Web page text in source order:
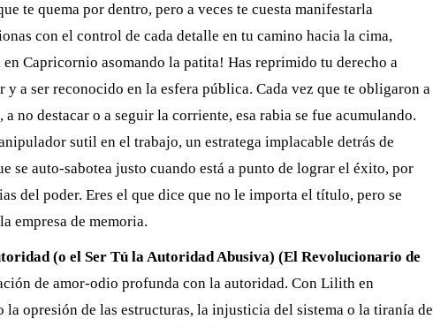
te quema por dentro, pero a veces te cuesta manifestarla
con el control de cada detalle en tu camino hacia la cima,
Capricornio asomando la patita! Has reprimido tu derecho a
y a ser reconocido en la esfera pública. Cada vez que te obligaron a
no destacar o a seguir la corriente, esa rabia se fue acumulando.
sutil en el trabajo, un estratega implacable detrás de
se auto-sabotea justo cuando está a punto de lograr el éxito, por
del poder. Eres el que dice que no le importa el título, pero se
empresa de memoria.
(o el Ser Tú la Autoridad Abusiva) (El Revolucionario de
de amor-odio profunda con la autoridad. Con Lilith en
la opresión de las estructuras, la injusticia del sistema o la tiranía de